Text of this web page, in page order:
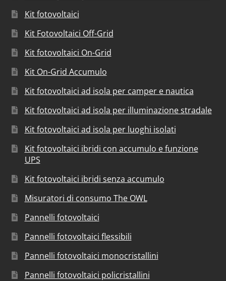
Kit fotovoltaici
Kit Fotovoltaici Off-Grid
Kit fotovoltaici On-Grid
Kit On-Grid Accumulo
Kit fotovoltaici ad isola per camper e nautica
Kit fotovoltaici ad isola per illuminazione stradale
Kit fotovoltaici ad isola per luoghi isolati
Kit fotovoltaici ibridi con accumulo e funzione
UPS
Kit fotovoltaici ibridi senza accumulo
Misuratori di consumo The OWL
Pannelli fotovoltaici
Pannelli fotovoltaici flessibili
Pannelli fotovoltaici monocristallini
Pannelli fotovoltaici policristallini